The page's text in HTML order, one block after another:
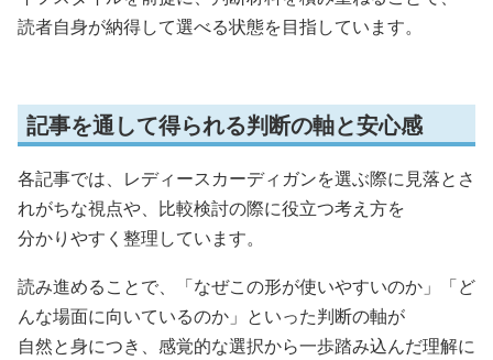
読者自身が納得して選べる状態を目指しています。
記事を通して得られる判断の軸と安心感
各記事では、レディースカーディガンを選ぶ際に見落とさ
れがちな視点や、比較検討の際に役立つ考え方を
分かりやすく整理しています。
読み進めることで、「なぜこの形が使いやすいのか」「ど
んな場面に向いているのか」といった判断の軸が
自然と身につき、感覚的な選択から一歩踏み込んだ理解に